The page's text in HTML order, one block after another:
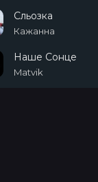
Сльозка
Кажанна
Наше Сонце
Matvik